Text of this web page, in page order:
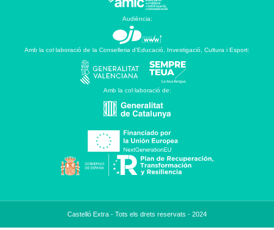
Audiència:
Amb la col·laboració de la Conselleria d’Educació, Investigació, Cultura i Esport:
Amb la col·laboració de:
Castelló Extra - Tots els drets reservats - 2024